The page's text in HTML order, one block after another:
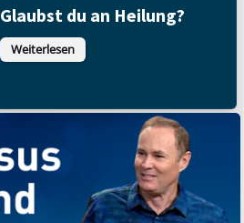
Glaubst du an Heilung?
Weiterlesen